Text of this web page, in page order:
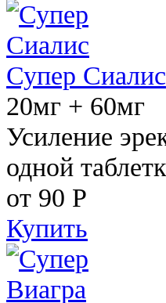
Супер Сиалис
20мг + 60мг
Усиление
одной
от 90 Р
Купить